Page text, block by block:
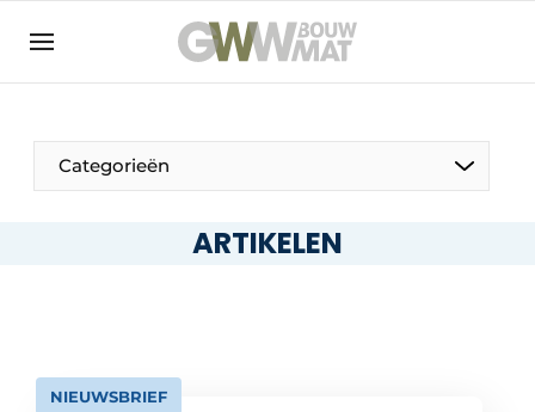
NL EN
Categorieën
ARTIKELEN
NIEUWSBRIEF